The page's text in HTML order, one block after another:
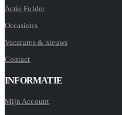
Actie Folder
Occasions
Vacatures & nieuws
Contact
INFORMATIE
Mijn Account